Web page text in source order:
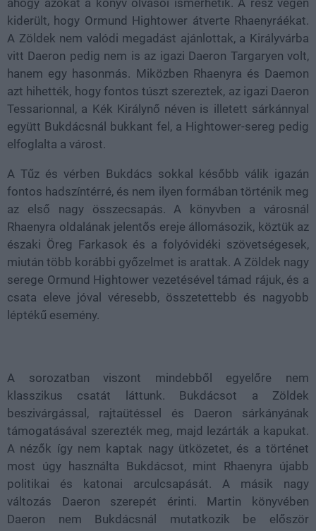
ahogy azokat a könyv olvasói ismerhetik. A rész végén
kiderült, hogy Ormund Hightower átverte Rhaenyráékat.
A Zöldek nem valódi megadást ajánlottak, a Királyvárba
vitt Daeron pedig nem is az igazi Daeron Targaryen volt,
hanem egy hasonmás. Miközben Rhaenyra és Daemon
azt hihették, hogy fontos túszt szereztek, az igazi Daeron
Tessarionnal, a Kék Királynő néven is illetett sárkánnyal
együtt Bukdácsnál bukkant fel, a Hightower-sereg pedig
elfoglalta a várost.
A Tűz és vérben Bukdács sokkal később válik igazán
fontos hadszíntérré, és nem ilyen formában történik meg
az első nagy összecsapás. A könyvben a városnál
Rhaenyra oldalának jelentős ereje állomásozik, köztük az
északi Öreg Farkasok és a folyóvidéki szövetségesek,
miután több korábbi győzelmet is arattak. A Zöldek nagy
serege Ormund Hightower vezetésével támad rájuk, és a
csata eleve jóval véresebb, összetettebb és nagyobb
léptékű esemény.
A sorozatban viszont mindebből egyelőre nem
klasszikus csatát láttunk. Bukdácsot a Zöldek
beszivárgással, rajtaütéssel és Daeron sárkányának
támogatásával szerezték meg, majd lezárták a kapukat.
A nézők így nem kaptak nagy ütközetet, és a történet
most úgy használta Bukdácsot, mint Rhaenyra újabb
politikai és katonai arculcsapását. A másik nagy
változás Daeron szerepét érinti. Martin könyvében
Daeron nem Bukdácsnál mutatkozik be először